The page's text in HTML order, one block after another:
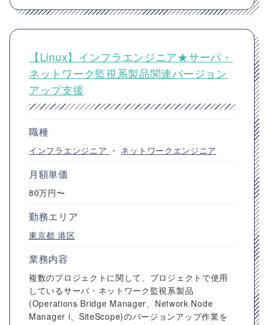
【Linux】インフラエンジニア★サーバ・
ネットワーク監視系製品関連バージョン
アップ支援
職種
インフラエンジニア ・ ネットワークエンジニア
月額単価
80万円〜
勤務エリア
東京都 港区
業務内容
複数のプロジェクトに関して、プロジェクトで使用
しているサーバ・ネットワーク監視系製品
(Operations Bridge Manager、Network Node
Manager i、SiteScope)のバージョンアップ作業を